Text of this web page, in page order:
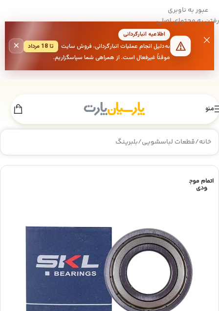
عبور به ناوبری
رفتن به محتوای اصلی
اطلاعیه انبارگردانی
به‌دلیل انجام عملیات انبارگردانی، فروش سایت
تا 18 مرداد
موقتاً غیرفعال است. از همراهی شما سپاسگزاریم.
×
منو
خانه/قطعات لباسشویی/بلبرینگ
اتمام موج
ودی